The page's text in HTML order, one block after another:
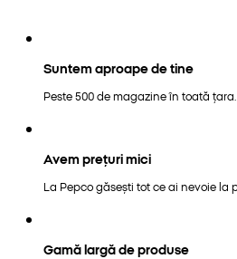
Suntem aproape de tine
Peste 500 de magazine în toată țara.
Avem prețuri mici
La Pepco găsești tot ce ai nevoie la
Gamă largă de produse